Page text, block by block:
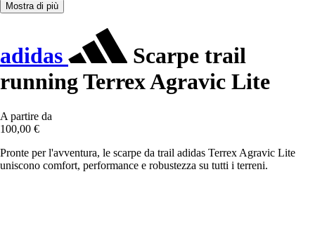
Mostra di più
adidas
Scarpe trail
running Terrex Agravic Lite
A partire da
100,00 €
Pronte per l'avventura, le scarpe da trail adidas Terrex Agravic Lite
uniscono comfort, performance e robustezza su tutti i terreni.